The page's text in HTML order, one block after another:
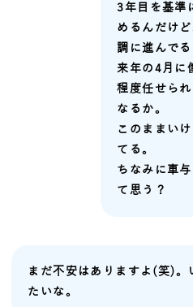
3年目を基準
めるんだけ
調に進んでる
来年の4月に
程度任せら
なるか。
このままい
てる。
ちなみに車
て思う？
まだ不安はありますよ(笑)。
たいな。